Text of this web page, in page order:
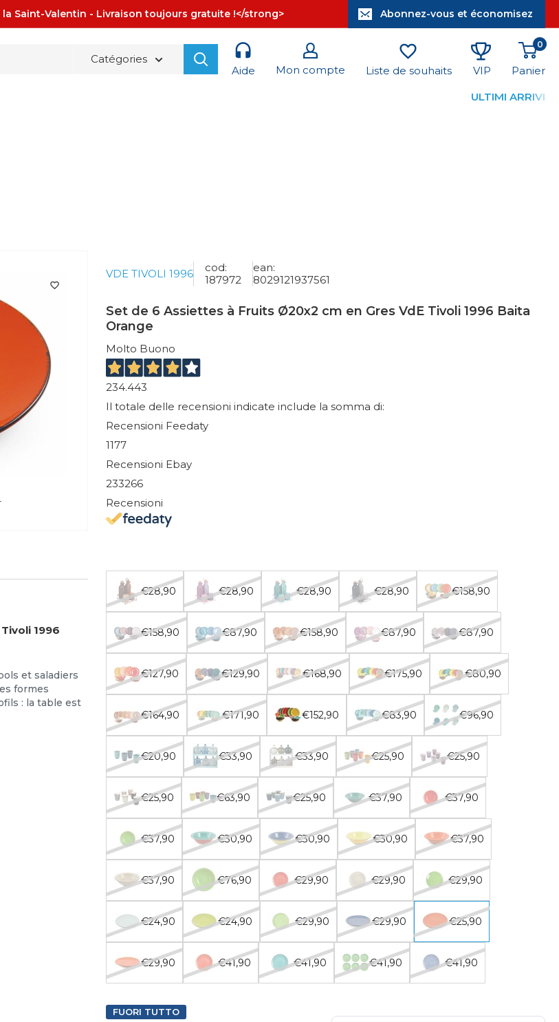
la Saint-Valentin - Livraison toujours gratuite !</strong> Abonnez-vous et économisez
Catégories
Aide
Mon compte Liste de souhaits VIP
0
Panier
ULTIMI ARRIVI
1996
et saladiers
formes
: la table est
VDE TIVOLI 1996
cod:
187972
ean:
8029121937561
Set de 6 Assiettes à Fruits Ø20x2 cm en Gres VdE Tivoli 1996 Baita
Orange
Molto Buono
234.443
Il totale delle recensioni indicate include la somma di:
Recensioni Feedaty
1177
Recensioni Ebay
233266
Recensioni
€28,90 €28,90 €28,90 €28,90 €158,90
€158,90 €87,90 €158,90 €87,90 €87,90
€127,90 €129,90 €168,90 €175,90 €80,90
€164,90 €171,90 €152,90 €83,90 €96,90
€20,90 €33,90 €33,90 €25,90 €25,90
€25,90 €63,90 €25,90 €37,90 €37,90
€37,90 €30,90 €30,90 €30,90 €37,90
€37,90 €76,90 €29,90 €29,90 €29,90
€24,90 €24,90 €29,90 €29,90 €25,90
€29,90 €41,90 €41,90 €41,90 €41,90
FUORI TUTTO